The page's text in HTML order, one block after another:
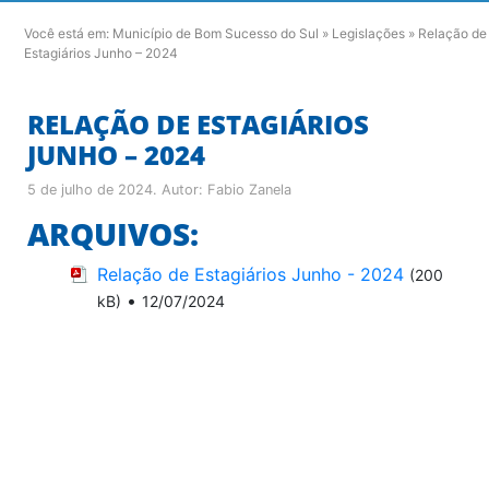
Você está em: Município de Bom Sucesso do Sul » Legislações » Relação de
Estagiários Junho – 2024
RELAÇÃO DE ESTAGIÁRIOS
JUNHO – 2024
5 de julho de 2024. Autor: Fabio Zanela
ARQUIVOS:
Relação de Estagiários Junho - 2024 (200
kB) • 12/07/2024